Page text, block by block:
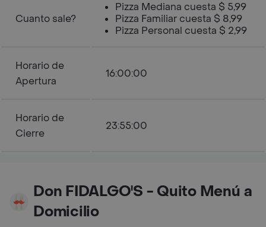
Cuanto sale?
Pizza Mediana cuesta $ 5,99
Pizza Familiar cuesta $ 8,99
Pizza Personal cuesta $ 2,99
Horario de
Apertura
16:00:00
Horario de
Cierre
23:55:00
Don FIDALGO'S - Quito Menú a
Domicilio